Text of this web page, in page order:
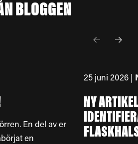
BLOGGEN
En del av er
en
25 juni 2026 |
NY